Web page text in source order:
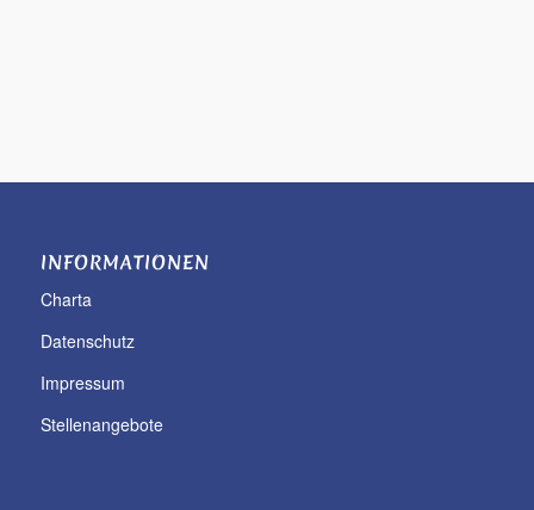
INFORMATIONEN
Charta
Datenschutz
Impressum
Stellenangebote